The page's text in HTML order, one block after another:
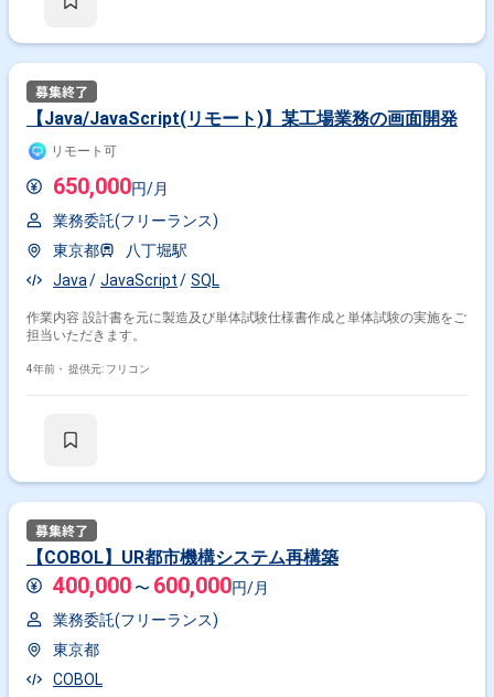
【Java/JavaScript(リモート)】某工場業務の画面開発
リモート可
650,000円/月
業務委託(フリーランス)
東京都
八丁堀駅
Java
JavaScript SQL
作業内容 設計書を元に製造及び単体試験仕様書作成と単体試験の実施をご
担当いただきます。
4年前・ 提供元: フリコン
【COBOL】UR都市機構システム再構築
400,000 〜 600,000円/月
業務委託(フリーランス)
東京都
COBOL